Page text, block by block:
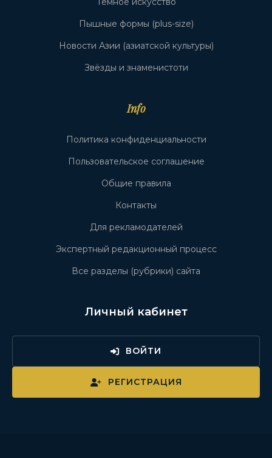
Пышные формы (plus-size)
Новости Азии (азиатской культуры)
Звёзды и знаменистоти
Info
Политика конфиденциальности
Пользовательское соглашение
Общие правила
Контакты
Для рекламодателей
Экспертный редакционный процесс
Все разделы (рубрики) сайта
Личный кабинет
ВОЙТИ
РЕГИСТРАЦИЯ